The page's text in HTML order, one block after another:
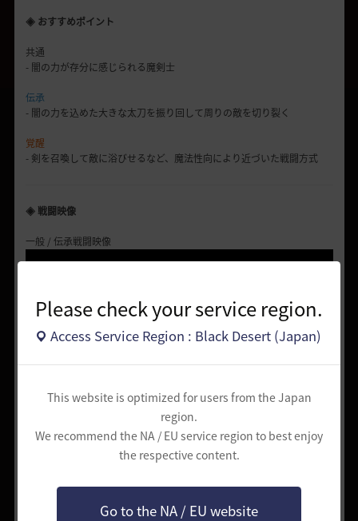
Please check your service region.
Access Service Region : Black Desert (Japan)
This website is optimized for users from the Japan
region.
We recommend the NA / EU service region to best enjoy
the respective content.
Go to the NA / EU website
◈ おすすめポイント
共通
- 闇の力が存分に感じられる魔剣士
伝承
- 闇の力を込めた大きな太刀を振り回して周りの敵を切り裂く
覚醒
- 剣を召喚して敵に浴びせるなど、魔法性向により近づいた戦闘方式
◈ 戦闘映像
一般 / 伝承戦闘映像
覚醒戦闘映像